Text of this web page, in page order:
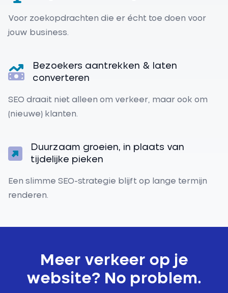
Voor zoekopdrachten die er écht toe doen voor
jouw business.
Bezoekers aantrekken & laten
converteren
SEO draait niet alleen om verkeer, maar ook om
(nieuwe) klanten.
Duurzaam groeien, in plaats van
tijdelijke pieken
Een slimme SEO-strategie blijft op lange termijn
renderen.
Meer verkeer op je
website? No problem.